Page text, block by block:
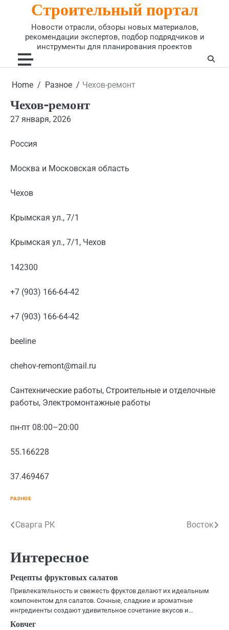
Строительный портал
Новости отрасли, обзоры новых материалов,
рекомендации экспертов, подбор подрядчиков и
инструменты для планирования проектов
Home Разное Чехов-ремонт
Чехов-ремонт
27 января, 2026
Россия
Москва и Московская область
Чехов
Крымская ул., 7/1
Крымская ул., 7/1, Чехов
142300
+7 (903) 166-64-42
+7 (903) 166-64-42
beeline
chehov-remont@mail.ru
Сантехнические работы, Строительные и отделочные
работы, Электромонтажные работы
пн-пт 08:00–20:00
55.166228
37.469467
РАЗНОЕ
Навигация
записям
Сварга РК Восток
Интересное
Рецепты фруктовых салатов
Привлекательность и свежесть фруктов делают их идеальным
компонентом для салатов. Сочные, сладкие и ароматные
ингредиенты создают удивительное сочетание вкусов и…
Ковчег